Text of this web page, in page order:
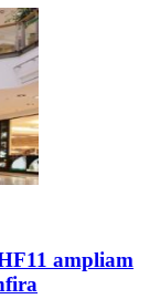
ampliam